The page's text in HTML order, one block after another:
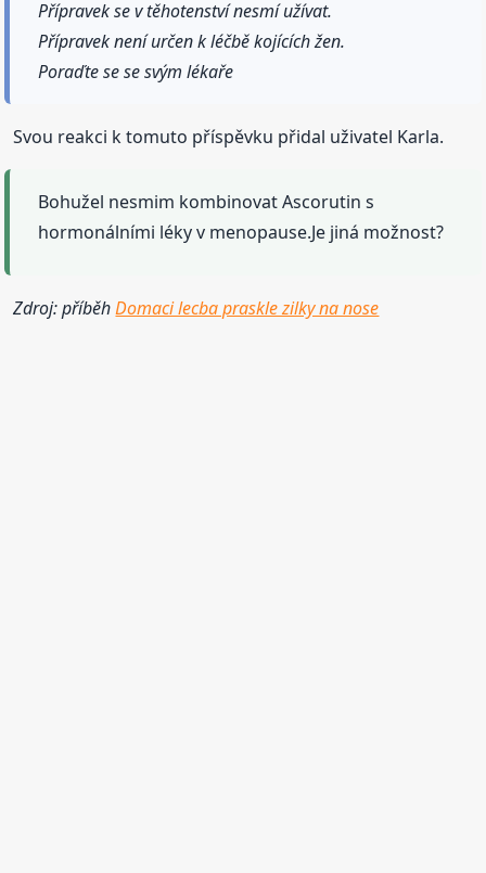
Přípravek se v těhotenství nesmí užívat.
Přípravek není určen k léčbě kojících žen.
Poraďte se se svým lékaře
Svou reakci k tomuto příspěvku přidal uživatel Karla.
Bohužel nesmim kombinovat Ascorutin s
hormonálními léky v menopause.Je jiná možnost?
Zdroj: příběhDomaci lecba praskle zilky na nose